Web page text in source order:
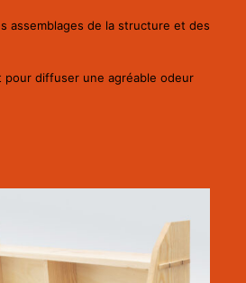
assemblages de la structure et des
pour diffuser une agréable odeur